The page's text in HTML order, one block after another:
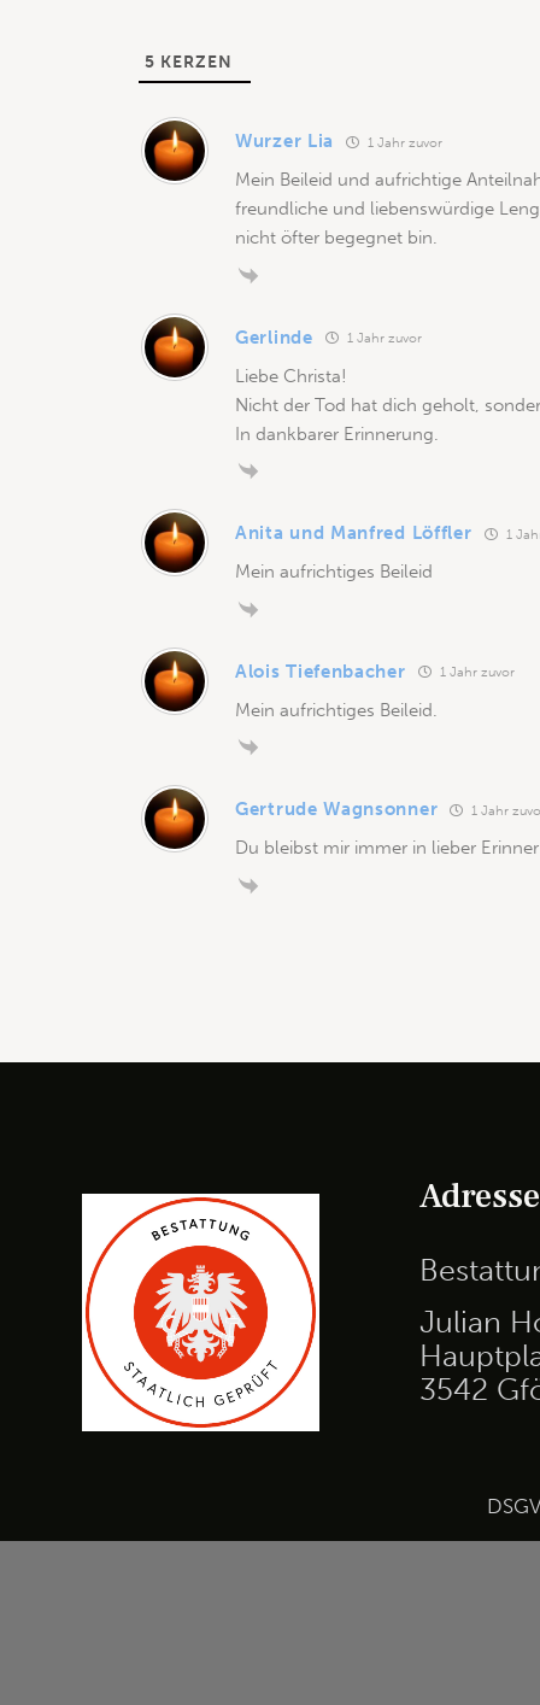
5 KERZEN
Wurzer Lia 1 Jahr zuvor
Mein Beileid und aufrichtige
freundliche und liebenswürdige
nicht öfter begegnet bin.
Gerlinde 1 Jahr zuvor
Liebe Christa!
Nicht der Tod hat dich geholt,
In dankbarer Erinnerung.
Anita und Manfred Löffler 1
Mein aufrichtiges Beileid
Alois Tiefenbacher 1 Jahr zuvor
Mein aufrichtiges Beileid.
Gertrude Wagnsonner 1 Jahr
Du bleibst mir immer in lieber
Adresse
Julian
3542